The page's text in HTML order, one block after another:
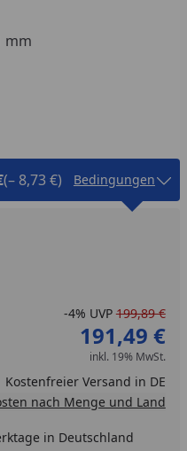
mm
(– 8,73 €) Bedingungen
eingeben
um eins erhöhen
-4% UVP 199,89 €
191,49 €
inkl. 19% MwSt.
Kostenfreier Versand in DE
nach Menge und Land
in Deutschland